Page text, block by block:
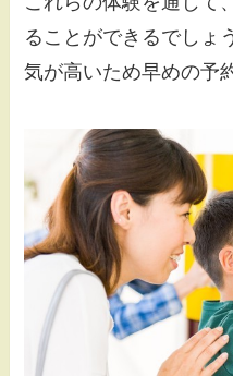
ることができるでしょ
気が高いため早めの予